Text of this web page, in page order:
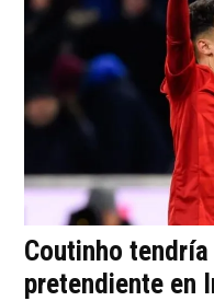
Coutinho
pretendiente en